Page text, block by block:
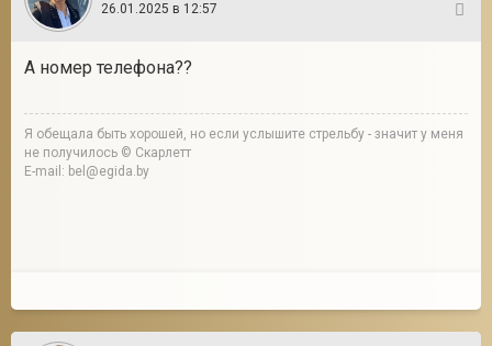
26.01.2025 в 12:57
А номер телефона??
Я обещала быть хорошей, но если услышите стрельбу - значит у меня
не получилось © Скарлетт
E-mail: bel@egida.by